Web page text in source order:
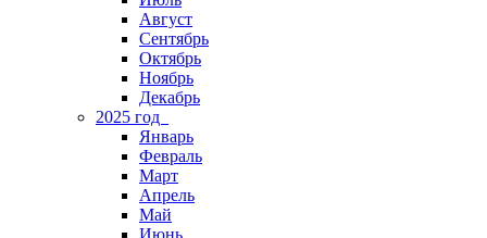
Август
Сентябрь
Октябрь
Ноябрь
Декабрь
2025 год
Январь
Февраль
Март
Апрель
Май
Июнь